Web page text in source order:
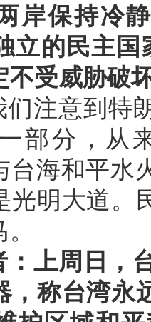
岸保持冷
立的民主
不受威胁破
们注意到特
部分，从
台海和平水
光明大道。
：上周日，
，称台湾永